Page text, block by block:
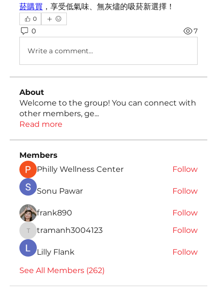
菸購買 ，享受低氣味、無灰燼的吸菸新選擇！
0
0 7
Write a comment...
About
Welcome to the group! You can connect with
other members, ge...
Read more
Members
Philly Wellness Center
Follow
Sonu Pawar Follow
frank890 Follow
tramanh3004123
tramanh3004123 Follow
Lilly Flank
Follow
See All Members (262)